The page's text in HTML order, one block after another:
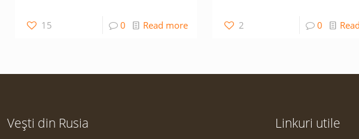
15 0 Read more 2 0
Vești din Rusia Linkuri utile